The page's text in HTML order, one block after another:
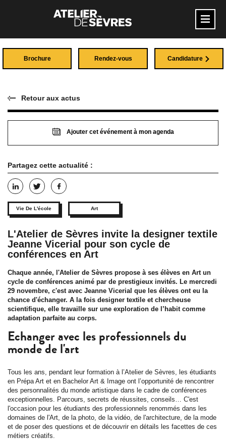
Brochure Rendez-vous Candidature
Retour aux actus
Ajouter cet événement à mon agenda
Partagez cette actualité :
Vie De L'école Art
L'Atelier de Sèvres invite la designer textile
Jeanne Vicerial pour son cycle de
conférences en Art
Chaque année, l'Atelier de Sèvres propose à ses élèves en Art un
cycle de conférences animé par de prestigieux invités. Le mercredi
29 novembre, c'est avec Jeanne Vicerial que les élèves ont eu la
chance d'échanger. A la fois designer textile et chercheuse
scientifique, elle travaille sur une exploration de l’habit comme
adaptation parfaite au corps.
Echanger avec les professionnels du
monde de l'art
Tous les ans, pendant leur formation à l’Atelier de Sèvres, les étudiants
en Prépa Art et en Bachelor Art & Image ont l’opportunité de rencontrer
des personnalités du monde artistique dans le cadre de conférences
exceptionnelles. Parcours, secrets de réussites, conseils… C'est
l'occasion pour les étudiants des professionnels renommés dans les
domaines de l'Art, de la photo, de la vidéo, de l'architecture, de la mode
et de poser des questions et de découvrir en détails les facettes de ces
métiers créatifs.